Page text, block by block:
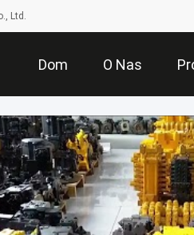
Ltd.
Dom O Nas